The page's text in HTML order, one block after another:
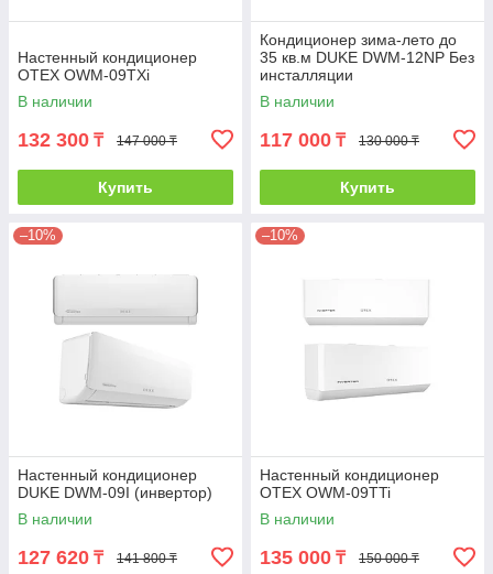
Настенный кондиционер
OTEX OWM-09TXi
В наличии
132 300 ₸ 147 000 ₸
Купить
Кондиционер зима-лето до
35 кв.м DUKE DWM-12NP Без
инсталляции
В наличии
117 000 ₸ 130 000 ₸
Купить
–10%
Настенный кондиционер
DUKE DWM-09I (инвертор)
В наличии
127 620 ₸ 141 800 ₸
–10%
Настенный кондиционер
OTEX OWM-09TTi
В наличии
135 000 ₸ 150 000 ₸